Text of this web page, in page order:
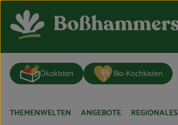
Ökokisten Bio-Kochkisten
THEMENWELTEN ANGEBOTE REGIONALES